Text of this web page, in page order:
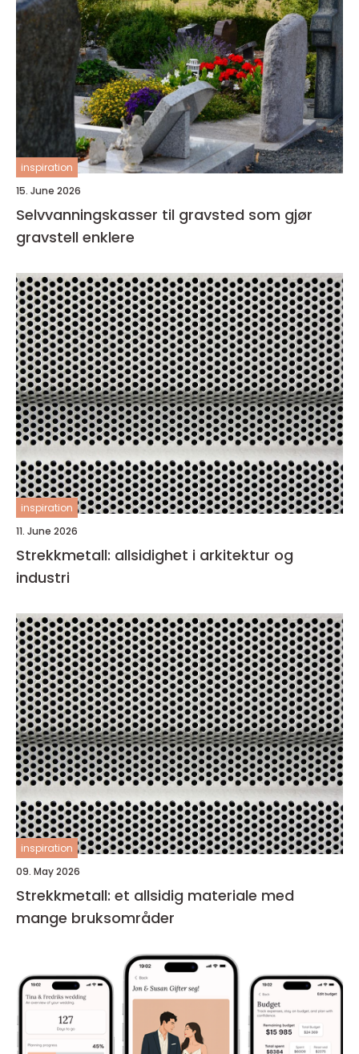
inspiration
15. June 2026
Selvvanningskasser til gravsted som gjør
gravstell enklere
inspiration
11. June 2026
Strekkmetall: allsidighet i arkitektur og
industri
inspiration
09. May 2026
Strekkmetall: et allsidig materiale med
mange bruksområder